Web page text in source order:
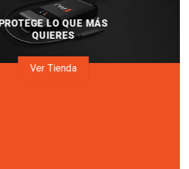
LO QUE MÁS
QUIERES
Ver Tienda